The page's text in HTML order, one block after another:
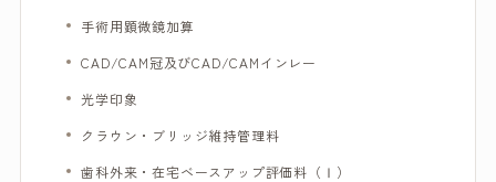
手術用顕微鏡加算
CAD/CAM冠及びCAD/CAMインレー
光学印象
クラウン・ブリッジ維持管理料
歯科外来・在宅ベースアップ評価料（Ⅰ）